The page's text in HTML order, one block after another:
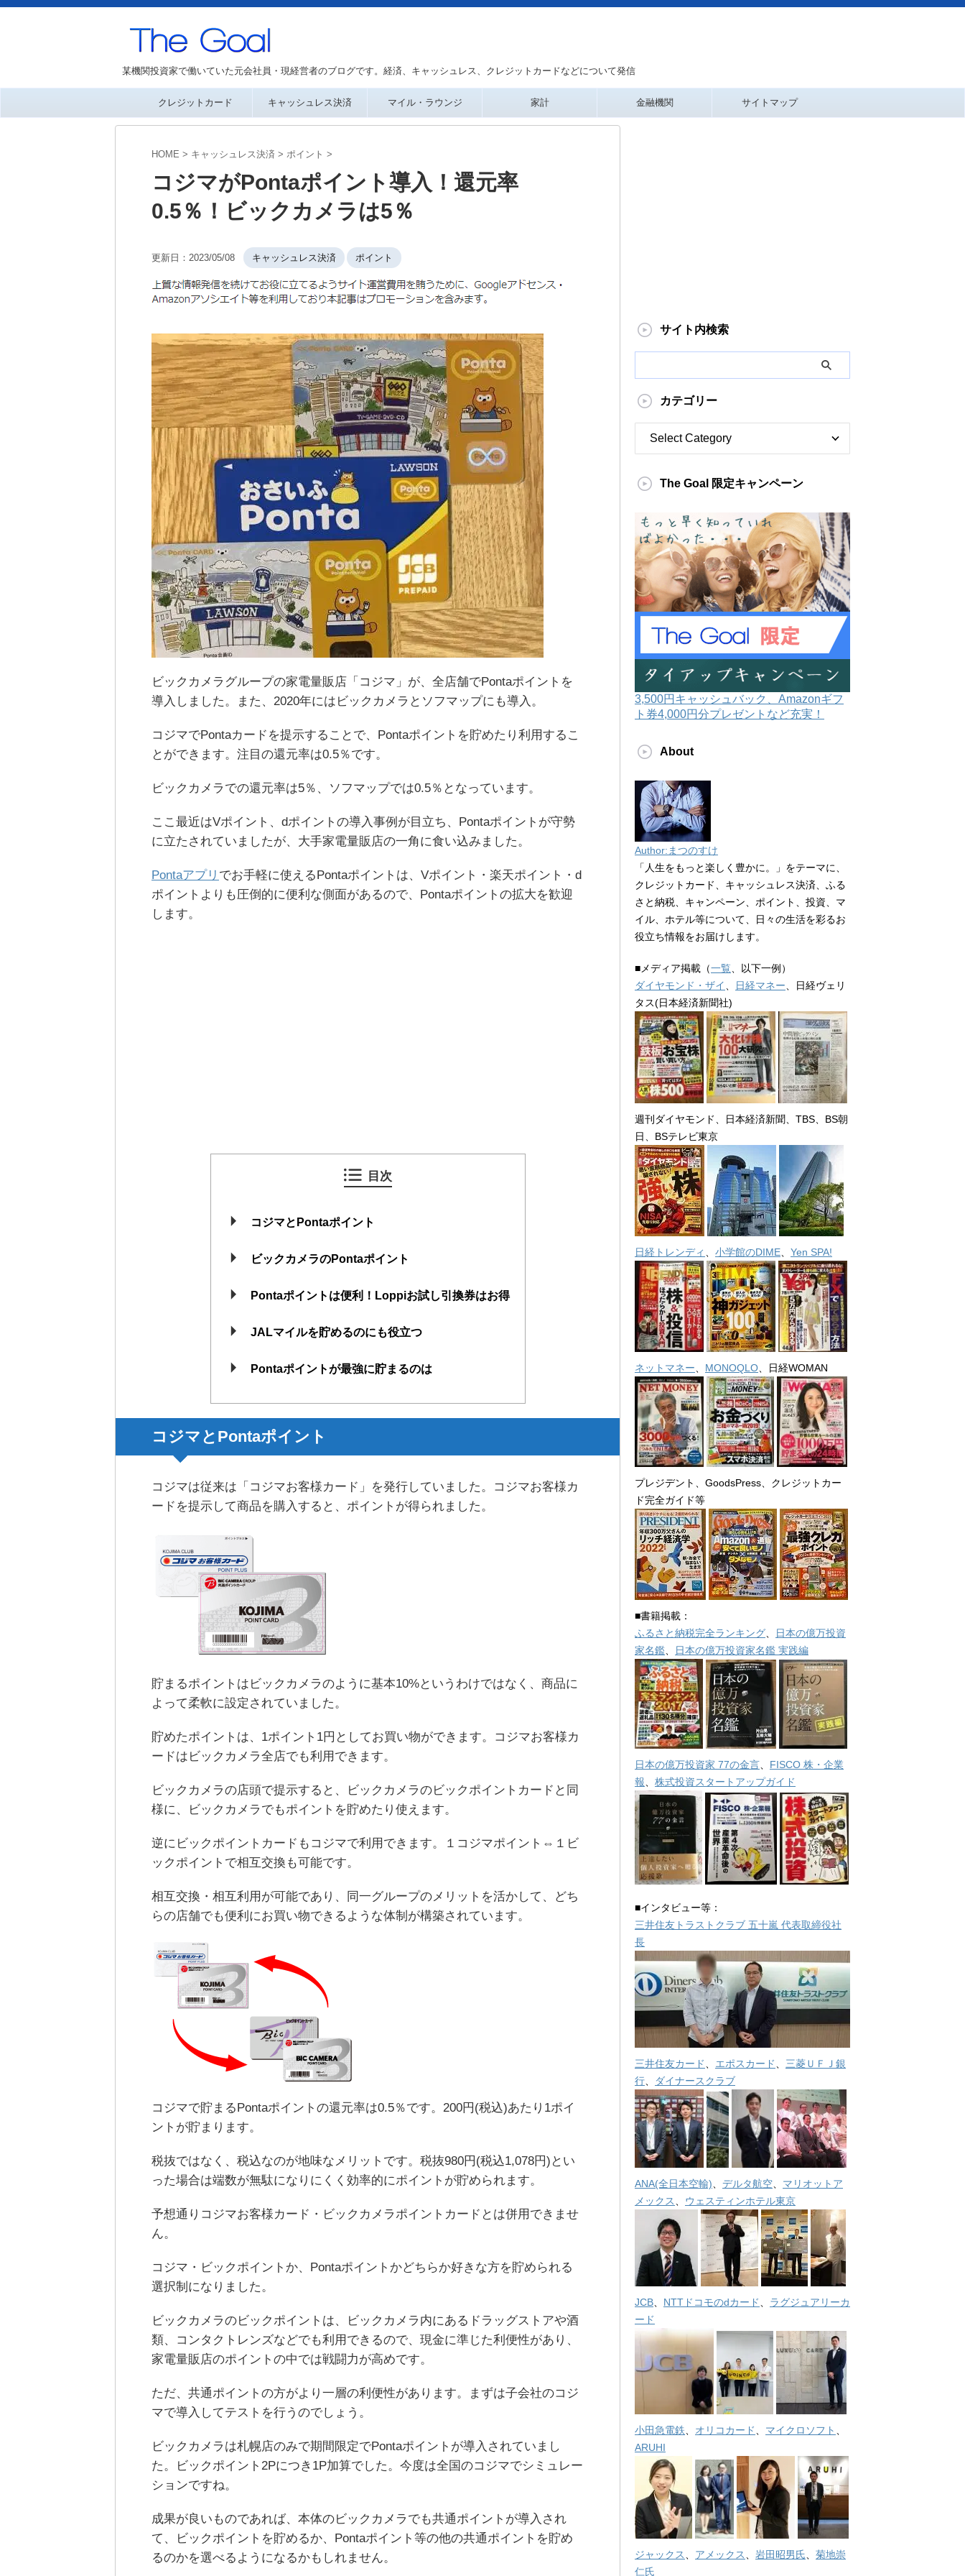
某機関投資家で働いていた元会社員・現経営者のブログです。経済、キャッシュレス、クレジットカードなどについて発信
クレジットカード キャッシュレス決済 マイル・ラウンジ 家計 金融機関 サイトマップ
HOME > キャッシュレス決済 > ポイント >
コジマがPontaポイント導入！還元率
0.5％！ビックカメラは5％
更新日： 2023/05/08 キャッシュレス決済 ポイント
ビックカメラグループの家電量販店「コジマ」が、全店舗でPontaポイントを
導入しました。また、2020年にはビックカメラとソフマップにも導入。
コジマでPontaカードを提示することで、Pontaポイントを貯めたり利用するこ
とができます。注目の還元率は0.5％です。
ビックカメラでの還元率は5％、ソフマップでは0.5％となっています。
ここ最近はVポイント、dポイントの導入事例が目立ち、Pontaポイントが守勢
に立たされていましたが、大手家電量販店の一角に食い込みました。
Pontaアプリ でお手軽に使えるPontaポイントは、Vポイント・楽天ポイント・d
ポイントよりも圧倒的に便利な側面があるので、Pontaポイントの拡大を歓迎
します。
目次
コジマとPontaポイント
ビックカメラのPontaポイント
Pontaポイントは便利！Loppiお試し引換券はお得
JALマイルを貯めるのにも役立つ
Pontaポイントが最強に貯まるのは
コジマとPontaポイント
コジマは従来は「コジマお客様カード」を発行していました。コジマお客様カ
ードを提示して商品を購入すると、ポイントが得られました。
貯まるポイントはビックカメラのように基本10%というわけではなく、商品に
よって柔軟に設定されていました。
貯めたポイントは、1ポイント1円としてお買い物ができます。コジマお客様カ
ードはビックカメラ全店でも利用できます。
ビックカメラの店頭で提示すると、ビックカメラのビックポイントカードと同
様に、ビックカメラでもポイントを貯めたり使えます。
逆にビックポイントカードもコジマで利用できます。１コジマポイント⇔１ビ
ックポイントで相互交換も可能です。
相互交換・相互利用が可能であり、同一グループのメリットを活かして、どち
らの店舗でも便利にお買い物できるような体制が構築されています。
コジマで貯まるPontaポイントの還元率は0.5％です。200円(税込)あたり1ポイ
ントが貯まります。
税抜ではなく、税込なのが地味なメリットです。税抜980円(税込1,078円)とい
った場合は端数が無駄になりにくく効率的にポイントが貯められます。
予想通りコジマお客様カード・ビックカメラポイントカードとは併用できませ
ん。
コジマ・ビックポイントか、Pontaポイントかどちらか好きな方を貯められる
選択制になりました。
ビックカメラのビックポイントは、ビックカメラ内にあるドラッグストアや酒
類、コンタクトレンズなどでも利用できるので、現金に準じた利便性があり、
家電量販店のポイントの中では戦闘力が高めです。
ただ、共通ポイントの方がより一層の利便性があります。まずは子会社のコジ
マで導入してテストを行うのでしょう。
ビックカメラは札幌店のみで期間限定でPontaポイントが導入されていまし
た。ビックポイント2Pにつき1P加算でした。今度は全国のコジマでシミュレー
ションですね。
成果が良いものであれば、本体のビックカメラでも共通ポイントが導入され
て、ビックポイントを貯めるか、Pontaポイント等の他の共通ポイントを貯め
るのかを選べるようになるかもしれません。
サイト内検索
カテゴリー
The Goal 限定キャンペーン
3,500円キャッシュバック、Amazonギフ
ト券4,000円分プレゼントなど充実！
About
Author:まつのすけ
「人生をもっと楽しく豊かに。」をテーマに、
クレジットカード、キャッシュレス決済、ふる
さと納税、キャンペーン、ポイント、投資、マ
イル、ホテル等について、日々の生活を彩るお
役立ち情報をお届けします。
■メディア掲載（一覧 、以下一例）
ダイヤモンド・ザイ
日経マネー 、日経ヴェリ
タス(日本経済新聞社)
週刊ダイヤモンド、日本経済新聞、TBS、BS朝
日、BSテレビ東京
日経トレンディ 小学館のDIME Yen SPA!
ネットマネー MONOQLO 、日経WOMAN
プレジデント、GoodsPress、クレジットカー
ド完全ガイド等
■書籍掲載：
ふるさと納税完全ランキング、
日本の億万投資
家名鑑、 日本の億万投資家名鑑 実践編
日本の億万投資家 77の金言、 FISCO 株・企業
報、 株式投資スタートアップガイド
■インタビュー等：
三井住友トラストクラブ 五十嵐 代表取締役社
長
三井住友カード エポスカード
三菱ＵＦＪ銀
行
ダイナースクラブ
ANA(全日本空輸) デルタ航空
マリオットア
メックス
ウェスティンホテル東京
JCB NTTドコモのdカード
ラグジュアリーカ
ード
小田急電鉄 オリコカード マイクロソフト
ARUHI
ジャックス アメックス 岩田昭男氏
菊地崇
仁氏